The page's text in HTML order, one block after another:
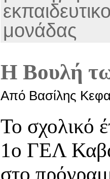
μονάδας
Η Βουλή
Από Βασίλης
Το σχολικό
1ο ΓΕΛ
στο